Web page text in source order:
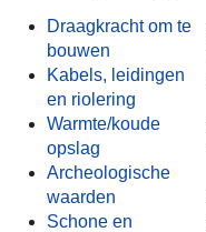
Draagkracht om te
bouwen
Kabels, leidingen
en riolering
Warmte/koude
opslag
Archeologische
waarden
Schone en